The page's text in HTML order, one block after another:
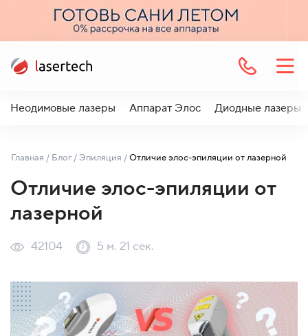
Неодимовые лазеры Аппарат Элос Диодные лазеры
Главная / Блог /Эпиляция /Отличие элос-эпиляции от лазерной
Отличие элос-эпиляции от
лазерной
42104 5 м. 21 сек.